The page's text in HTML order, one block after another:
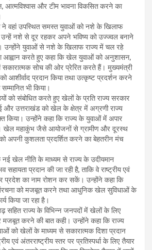
आत्मविश्वास और टीम भावना विकसित करने का
ने वहां उपस्थित समस्त युवाओं को नशे के खिलाफ
उन्हें नशे से दूर रहकर अपने भविष्य को उज्ज्वल बनाने
उन्होंने युवाओं से नशे के खिलाफ राज्य में चल रहे
करते हुए कहा कि खेल युवाओं को अनुशासन,
सोच की ओर प्रेरित करते हैं। मुख्यमंत्री
आशीर्वाद प्रदान किया तथा उत्कृष्ट प्रदर्शन करने
भी किया।
को संबोधित करते हुए खेलों के प्रति राज्य सरकार
और उत्तराखंड को खेल के क्षेत्र में अग्रणी राज्य
किया। उन्होंने कहा कि राज्य के युवाओं में अपार
खेल महाकुंभ जैसे आयोजनों से ग्रामीण और दूरस्थ
को अपनी कुशलता प्रदर्शित करने का बेहतरीन मंच
नई खेल नीति के माध्यम से राज्य के उदीयमान
सहायता प्रदान की जा रही है, ताकि वे राष्ट्रीय एवं
प्रदेश का नाम रोशन कर सकें। उन्होंने कहा कि
को मजबूत करने तथा आधुनिक खेल सुविधाओं के
किया जा रहा है।
सहित राज्य के विभिन्न जनपदों में खेलों के लिए
मजबूत करने की बात कही। उन्होंने कहा कि राज्य
को खेलों के माध्यम से सकारात्मक दिशा प्रदान
एवं अंतरराष्ट्रीय स्तर पर प्रतिस्पर्धा के लिए तैयार